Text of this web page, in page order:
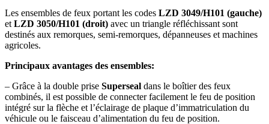
Les ensembles de feux portant les codes LZD 3049/H101 (gauche)
et LZD 3050/H101 (droit) avec un triangle réfléchissant sont
destinés aux remorques, semi-remorques, dépanneuses et machines
agricoles.
Principaux avantages des ensembles:
– Grâce à la double prise Superseal dans le boîtier des feux
combinés, il est possible de connecter facilement le feu de position
intégré sur la flèche et l’éclairage de plaque d’immatriculation du
véhicule ou le faisceau d’alimentation du feu de position.